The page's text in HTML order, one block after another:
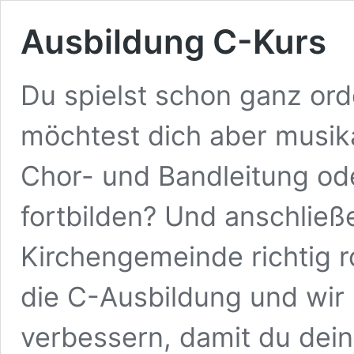
Ausbildung C-Kurs
Du spielst schon ganz
möchtest dich aber
Chor- und Bandleitung
fortbilden? Und
Kirchengemeinde richtig
die C-Ausbildung und
verbessern, damit du